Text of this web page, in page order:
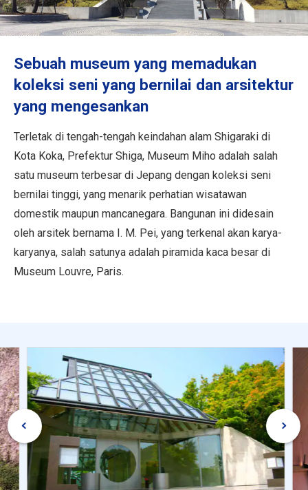
Tutup
Sebuah museum yang memadukan
koleksi seni yang bernilai dan arsitektur
yang mengesankan
Terletak di tengah-tengah keindahan alam Shigaraki di
Kota Koka, Prefektur Shiga, Museum Miho adalah salah
satu museum terbesar di Jepang dengan koleksi seni
bernilai tinggi, yang menarik perhatian wisatawan
domestik maupun mancanegara. Bangunan ini didesain
oleh arsitek bernama I. M. Pei, yang terkenal akan karya-
karyanya, salah satunya adalah piramida kaca besar di
Museum Louvre, Paris.